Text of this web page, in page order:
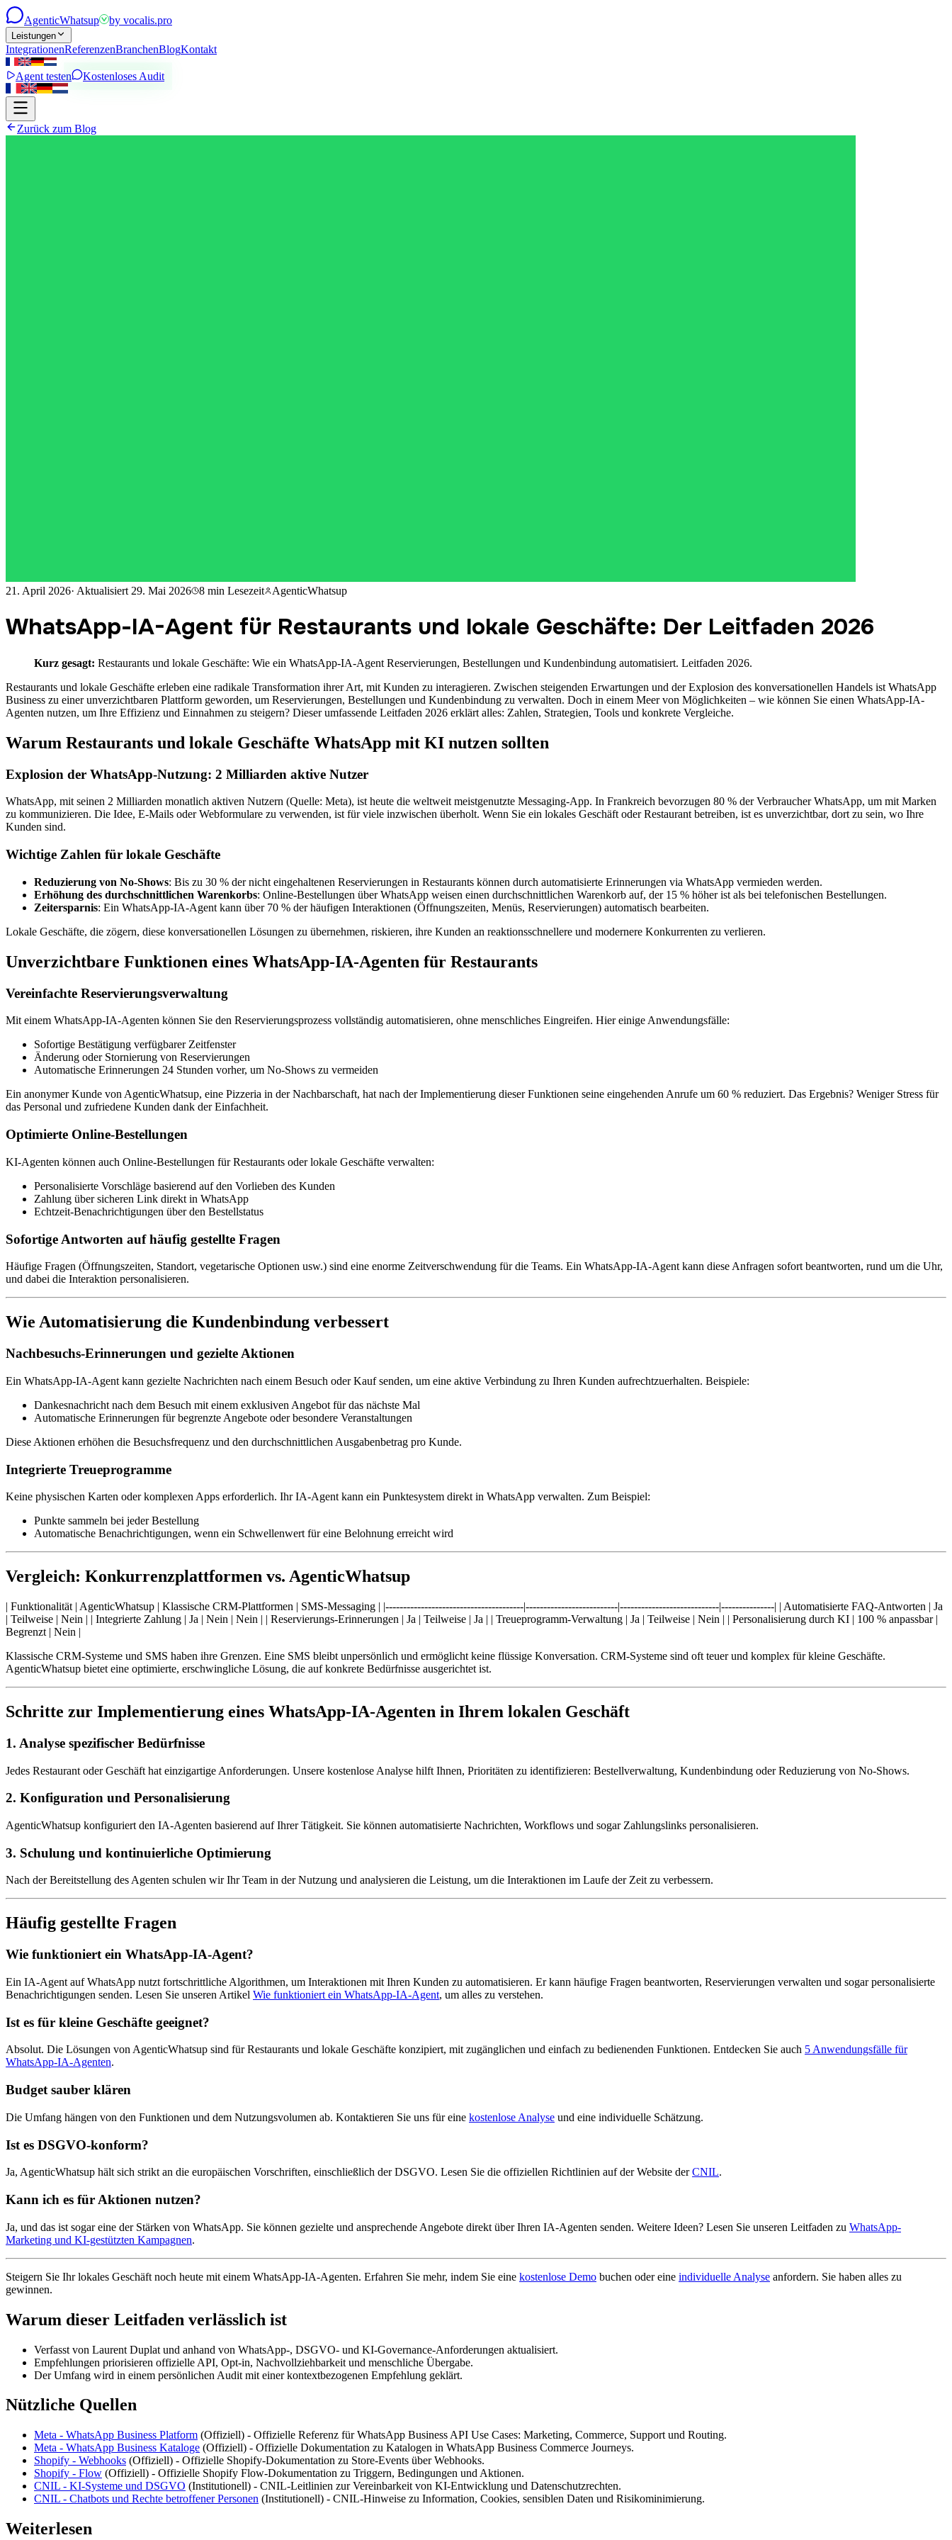
AgenticWhatsup by vocalis.pro
Leistungen
IntegrationenReferenzenBranchenBlogKontakt
Agent testen Kostenloses Audit
Zurück zum Blog
21. April 2026· Aktualisiert 29. Mai 2026 8 min Lesezeit AgenticWhatsup
WhatsApp-IA-Agent für Restaurants und lokale Geschäfte: Der Leitfaden 2026
Kurz gesagt: Restaurants und lokale Geschäfte: Wie ein WhatsApp-IA-Agent Reservierungen, Bestellungen und Kundenbindung automatisiert. Leitfaden 2026.
Restaurants und lokale Geschäfte erleben eine radikale Transformation ihrer Art, mit Kunden zu interagieren. Zwischen steigenden Erwartungen und der Explosion des konversationellen Handels ist WhatsApp
Business zu einer unverzichtbaren Plattform geworden, um Reservierungen, Bestellungen und Kundenbindung zu verwalten. Doch in einem Meer von Möglichkeiten – wie können Sie einen WhatsApp-IA-
Agenten nutzen, um Ihre Effizienz und Einnahmen zu steigern? Dieser umfassende Leitfaden 2026 erklärt alles: Zahlen, Strategien, Tools und konkrete Vergleiche.
Warum Restaurants und lokale Geschäfte WhatsApp mit KI nutzen sollten
Explosion der WhatsApp-Nutzung: 2 Milliarden aktive Nutzer
WhatsApp, mit seinen 2 Milliarden monatlich aktiven Nutzern (Quelle: Meta), ist heute die weltweit meistgenutzte Messaging-App. In Frankreich bevorzugen 80 % der Verbraucher WhatsApp, um mit Marken
zu kommunizieren. Die Idee, E-Mails oder Webformulare zu verwenden, ist für viele inzwischen überholt. Wenn Sie ein lokales Geschäft oder Restaurant betreiben, ist es unverzichtbar, dort zu sein, wo Ihre
Kunden sind.
Wichtige Zahlen für lokale Geschäfte
Reduzierung von No-Shows: Bis zu 30 % der nicht eingehaltenen Reservierungen in Restaurants können durch automatisierte Erinnerungen via WhatsApp vermieden werden.
Erhöhung des durchschnittlichen Warenkorbs: Online-Bestellungen über WhatsApp weisen einen durchschnittlichen Warenkorb auf, der 15 % höher ist als bei telefonischen Bestellungen.
Zeitersparnis: Ein WhatsApp-IA-Agent kann über 70 % der häufigen Interaktionen (Öffnungszeiten, Menüs, Reservierungen) automatisch bearbeiten.
Lokale Geschäfte, die zögern, diese konversationellen Lösungen zu übernehmen, riskieren, ihre Kunden an reaktionsschnellere und modernere Konkurrenten zu verlieren.
Unverzichtbare Funktionen eines WhatsApp-IA-Agenten für Restaurants
Vereinfachte Reservierungsverwaltung
Mit einem WhatsApp-IA-Agenten können Sie den Reservierungsprozess vollständig automatisieren, ohne menschliches Eingreifen. Hier einige Anwendungsfälle:
Sofortige Bestätigung verfügbarer Zeitfenster
Änderung oder Stornierung von Reservierungen
Automatische Erinnerungen 24 Stunden vorher, um No-Shows zu vermeiden
Ein anonymer Kunde von AgenticWhatsup, eine Pizzeria in der Nachbarschaft, hat nach der Implementierung dieser Funktionen seine eingehenden Anrufe um 60 % reduziert. Das Ergebnis? Weniger Stress für
das Personal und zufriedene Kunden dank der Einfachheit.
Optimierte Online-Bestellungen
KI-Agenten können auch Online-Bestellungen für Restaurants oder lokale Geschäfte verwalten:
Personalisierte Vorschläge basierend auf den Vorlieben des Kunden
Zahlung über sicheren Link direkt in WhatsApp
Echtzeit-Benachrichtigungen über den Bestellstatus
Sofortige Antworten auf häufig gestellte Fragen
Häufige Fragen (Öffnungszeiten, Standort, vegetarische Optionen usw.) sind eine enorme Zeitverschwendung für die Teams. Ein WhatsApp-IA-Agent kann diese Anfragen sofort beantworten, rund um die Uhr,
und dabei die Interaktion personalisieren.
Wie Automatisierung die Kundenbindung verbessert
Nachbesuchs-Erinnerungen und gezielte Aktionen
Ein WhatsApp-IA-Agent kann gezielte Nachrichten nach einem Besuch oder Kauf senden, um eine aktive Verbindung zu Ihren Kunden aufrechtzuerhalten. Beispiele:
Dankesnachricht nach dem Besuch mit einem exklusiven Angebot für das nächste Mal
Automatische Erinnerungen für begrenzte Angebote oder besondere Veranstaltungen
Diese Aktionen erhöhen die Besuchsfrequenz und den durchschnittlichen Ausgabenbetrag pro Kunde.
Integrierte Treueprogramme
Keine physischen Karten oder komplexen Apps erforderlich. Ihr IA-Agent kann ein Punktesystem direkt in WhatsApp verwalten. Zum Beispiel:
Punkte sammeln bei jeder Bestellung
Automatische Benachrichtigungen, wenn ein Schwellenwert für eine Belohnung erreicht wird
Vergleich: Konkurrenzplattformen vs. AgenticWhatsup
| Funktionalität | AgenticWhatsup | Klassische CRM-Plattformen | SMS-Messaging | |---------------------------------------|--------------------------|----------------------------|---------------| | Automatisierte FAQ-Antworten | Ja
| Teilweise | Nein | | Integrierte Zahlung | Ja | Nein | Nein | | Reservierungs-Erinnerungen | Ja | Teilweise | Ja | | Treueprogramm-Verwaltung | Ja | Teilweise | Nein | | Personalisierung durch KI | 100 % anpassbar |
Begrenzt | Nein |
Klassische CRM-Systeme und SMS haben ihre Grenzen. Eine SMS bleibt unpersönlich und ermöglicht keine flüssige Konversation. CRM-Systeme sind oft teuer und komplex für kleine Geschäfte.
AgenticWhatsup bietet eine optimierte, erschwingliche Lösung, die auf konkrete Bedürfnisse ausgerichtet ist.
Schritte zur Implementierung eines WhatsApp-IA-Agenten in Ihrem lokalen Geschäft
1. Analyse spezifischer Bedürfnisse
Jedes Restaurant oder Geschäft hat einzigartige Anforderungen. Unsere kostenlose Analyse hilft Ihnen, Prioritäten zu identifizieren: Bestellverwaltung, Kundenbindung oder Reduzierung von No-Shows.
2. Konfiguration und Personalisierung
AgenticWhatsup konfiguriert den IA-Agenten basierend auf Ihrer Tätigkeit. Sie können automatisierte Nachrichten, Workflows und sogar Zahlungslinks personalisieren.
3. Schulung und kontinuierliche Optimierung
Nach der Bereitstellung des Agenten schulen wir Ihr Team in der Nutzung und analysieren die Leistung, um die Interaktionen im Laufe der Zeit zu verbessern.
Häufig gestellte Fragen
Wie funktioniert ein WhatsApp-IA-Agent?
Ein IA-Agent auf WhatsApp nutzt fortschrittliche Algorithmen, um Interaktionen mit Ihren Kunden zu automatisieren. Er kann häufige Fragen beantworten, Reservierungen verwalten und sogar personalisierte
Benachrichtigungen senden. Lesen Sie unseren Artikel Wie funktioniert ein WhatsApp-IA-Agent, um alles zu verstehen.
Ist es für kleine Geschäfte geeignet?
Absolut. Die Lösungen von AgenticWhatsup sind für Restaurants und lokale Geschäfte konzipiert, mit zugänglichen und einfach zu bedienenden Funktionen. Entdecken Sie auch 5 Anwendungsfälle für
WhatsApp-IA-Agenten.
Budget sauber klären
Die Umfang hängen von den Funktionen und dem Nutzungsvolumen ab. Kontaktieren Sie uns für eine kostenlose Analyse und eine individuelle Schätzung.
Ist es DSGVO-konform?
Ja, AgenticWhatsup hält sich strikt an die europäischen Vorschriften, einschließlich der DSGVO. Lesen Sie die offiziellen Richtlinien auf der Website derCNIL.
Kann ich es für Aktionen nutzen?
Ja, und das ist sogar eine der Stärken von WhatsApp. Sie können gezielte und ansprechende Angebote direkt über Ihren IA-Agenten senden. Weitere Ideen? Lesen Sie unseren Leitfaden zu WhatsApp-
Marketing und KI-gestützten Kampagnen.
Steigern Sie Ihr lokales Geschäft noch heute mit einem WhatsApp-IA-Agenten. Erfahren Sie mehr, indem Sie eine kostenlose Demo buchen oder eine individuelle Analyse anfordern. Sie haben alles zu
gewinnen.
Warum dieser Leitfaden verlässlich ist
Verfasst von Laurent Duplat und anhand von WhatsApp-, DSGVO- und KI-Governance-Anforderungen aktualisiert.
Empfehlungen priorisieren offizielle API, Opt-in, Nachvollziehbarkeit und menschliche Übergabe.
Der Umfang wird in einem persönlichen Audit mit einer kontextbezogenen Empfehlung geklärt.
Nützliche Quellen
Meta - WhatsApp Business Platform (Offiziell) - Offizielle Referenz für WhatsApp Business API Use Cases: Marketing, Commerce, Support und Routing.
Meta - WhatsApp Business Kataloge (Offiziell) - Offizielle Dokumentation zu Katalogen in WhatsApp Business Commerce Journeys.
Shopify - Webhooks (Offiziell) - Offizielle Shopify-Dokumentation zu Store-Events über Webhooks.
Shopify - Flow (Offiziell) - Offizielle Shopify Flow-Dokumentation zu Triggern, Bedingungen und Aktionen.
CNIL - KI-Systeme und DSGVO (Institutionell) - CNIL-Leitlinien zur Vereinbarkeit von KI-Entwicklung und Datenschutzrechten.
CNIL - Chatbots und Rechte betroffener Personen (Institutionell) - CNIL-Hinweise zu Information, Cookies, sensiblen Daten und Risikominimierung.
Weiterlesen